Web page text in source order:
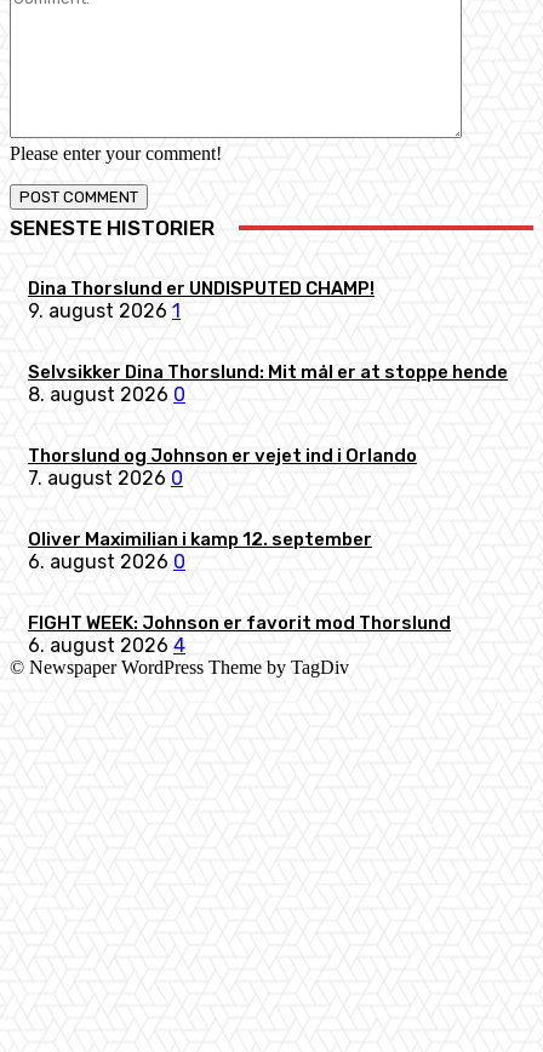
Please enter your comment!
SENESTE HISTORIER
Dina Thorslund er UNDISPUTED CHAMP!
9. august 2026 1
Selvsikker Dina Thorslund: Mit mål er at stoppe hende
8. august 2026 0
Thorslund og Johnson er vejet ind i Orlando
7. august 2026 0
Oliver Maximilian i kamp 12. september
6. august 2026 0
FIGHT WEEK: Johnson er favorit mod Thorslund
6. august 2026 4
© Newspaper WordPress Theme by TagDiv